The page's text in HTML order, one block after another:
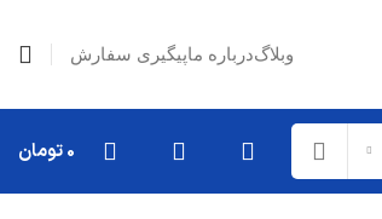
وبلاگدرباره ماپیگیری سفارش
0تومان